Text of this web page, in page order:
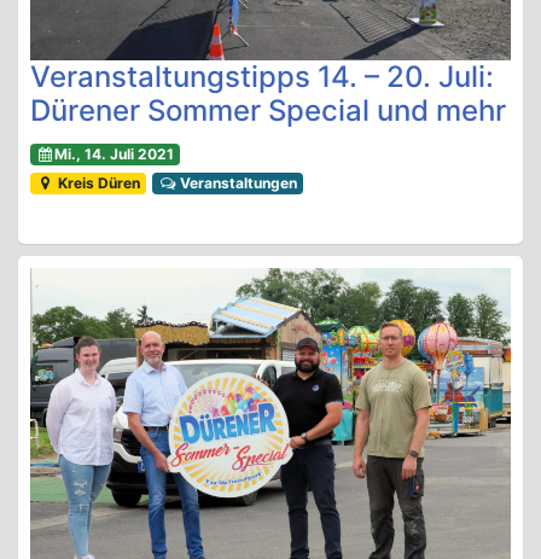
Veranstaltungstipps 14. – 20. Juli:
Dürener Sommer Special und mehr
Mi., 14. Juli 2021
Kreis Düren
Veranstaltungen